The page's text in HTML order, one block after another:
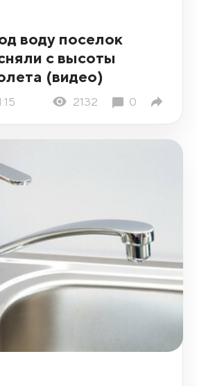
воду поселок
с высоты
(видео)
2132 0